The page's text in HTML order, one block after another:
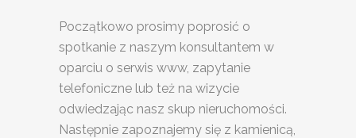
Początkowo prosimy poprosić o
spotkanie z naszym konsultantem w
oparciu o serwis www, zapytanie
telefoniczne lub też na wizycie
odwiedzając nasz skup nieruchomości.
Następnie zapoznajemy się z kamienicą,